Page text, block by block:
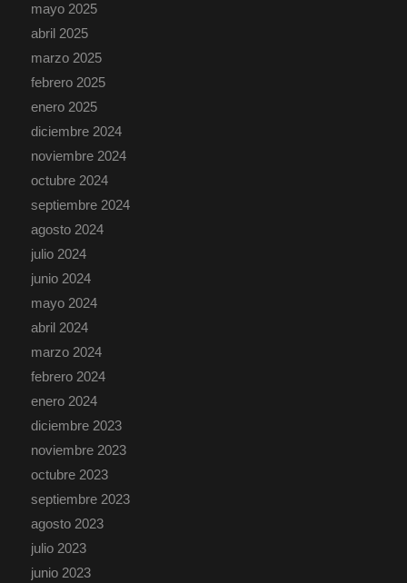
mayo 2025
abril 2025
marzo 2025
febrero 2025
enero 2025
diciembre 2024
noviembre 2024
octubre 2024
septiembre 2024
agosto 2024
julio 2024
junio 2024
mayo 2024
abril 2024
marzo 2024
febrero 2024
enero 2024
diciembre 2023
noviembre 2023
octubre 2023
septiembre 2023
agosto 2023
julio 2023
junio 2023